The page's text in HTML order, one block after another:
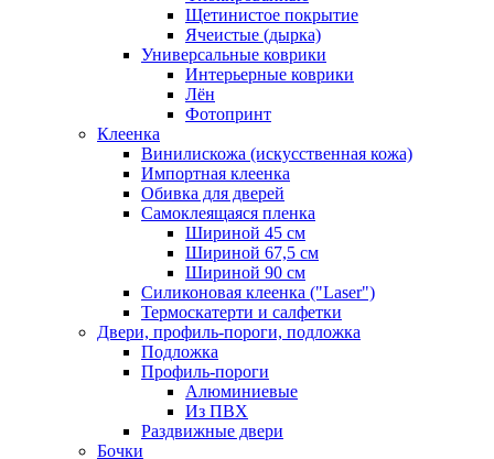
Щетинистое покрытие
Ячеистые (дырка)
Универсальные коврики
Интерьерные коврики
Лён
Фотопринт
Клеенка
Винилискожа (искусственная кожа)
Импортная клеенка
Обивка для дверей
Самоклеящаяся пленка
Шириной 45 см
Шириной 67,5 см
Шириной 90 см
Силиконовая клеенка ("Laser")
Термоскатерти и салфетки
Двери, профиль-пороги, подложка
Подложка
Профиль-пороги
Алюминиевые
Из ПВХ
Раздвижные двери
Бочки